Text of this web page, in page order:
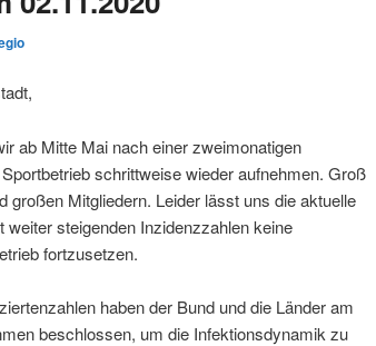
ab Mitte Mai nach einer zweimonatigen
schrittweise wieder aufnehmen. Groß
großen Mitgliedern. Leider lässt uns die aktuelle
steigenden Inzidenzzahlen keine
fortzusetzen.
haben der Bund und die Länder am
beschlossen, um die Infektionsdynamik zu